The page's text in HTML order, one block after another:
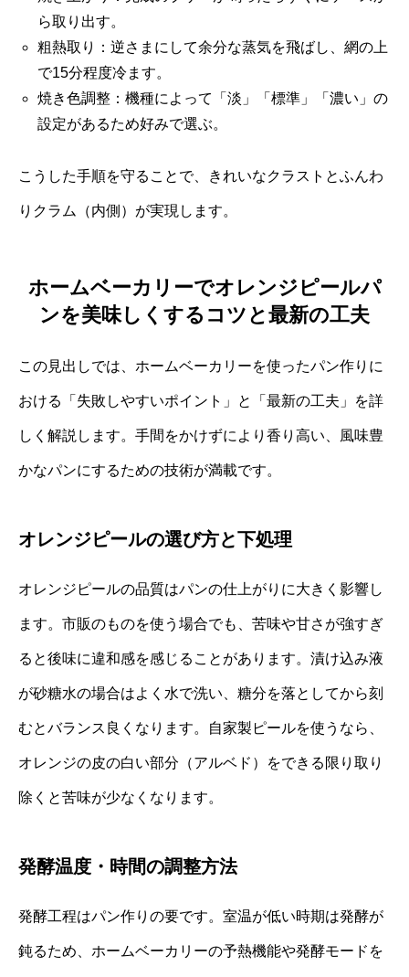
ら取り出す。
粗熱取り：逆さまにして余分な蒸気を飛ばし、網の上
で15分程度冷ます。
焼き色調整：機種によって「淡」「標準」「濃い」の
設定があるため好みで選ぶ。
こうした手順を守ることで、きれいなクラストとふんわ
りクラム（内側）が実現します。
ホームベーカリーでオレンジピールパ
ンを美味しくするコツと最新の工夫
この見出しでは、ホームベーカリーを使ったパン作りに
おける「失敗しやすいポイント」と「最新の工夫」を詳
しく解説します。手間をかけずにより香り高い、風味豊
かなパンにするための技術が満載です。
オレンジピールの選び方と下処理
オレンジピールの品質はパンの仕上がりに大きく影響し
ます。市販のものを使う場合でも、苦味や甘さが強すぎ
ると後味に違和感を感じることがあります。漬け込み液
が砂糖水の場合はよく水で洗い、糖分を落としてから刻
むとバランス良くなります。自家製ピールを使うなら、
オレンジの皮の白い部分（アルベド）をできる限り取り
除くと苦味が少なくなります。
発酵温度・時間の調整方法
発酵工程はパン作りの要です。室温が低い時期は発酵が
鈍るため、ホームベーカリーの予熱機能や発酵モードを